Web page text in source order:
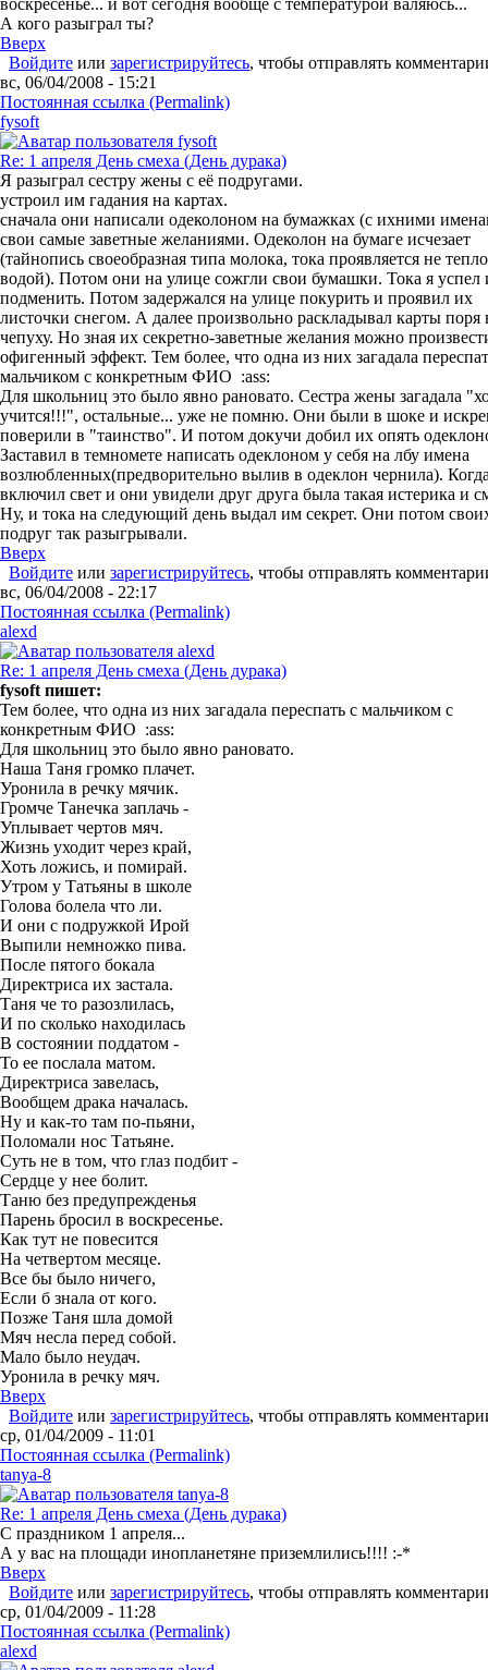
воскресенье... и вот сегодня вообще с температурой валяюсь...
А кого разыграл ты?
Вверх
Войдите или зарегистрируйтесь, чтобы отправлять
вс, 06/04/2008 - 15:21
Постоянная ссылка (Permalink)
fysoft
Re: 1 апреля День смеха (День дурака)
Я разыграл сестру жены с её подругами.
устроил им гадания на картах.
сначала они написали одеколоном на бумажках (с ихними
свои самые заветные желаниями. Одеколон на бумаге исчезает
(тайнопись своеобразная типа молока, тока проявляется не
водой). Потом они на улице сожгли свои бумашки. Тока я успел
подменить. Потом задержался на улице покурить и проявил их
листочки снегом. А далее произвольно раскладывал карты поря
чепуху. Но зная их секретно-заветные желания можно
офигенный эффект. Тем более, что одна из них загадала
мальчиком с конкретным ФИО :ass:
Для школьниц это было явно рановато. Сестра жены загадала
учится!!!", остальные... уже не помню. Они были в шоке и
поверили в "таинство". И потом докучи добил их опять
Заставил в темномете написать одеклоном у себя на лбу имена
возлюбленных(предворительно вылив в одеклон чернила).
включил свет и они увидели друг друга была такая истерика и
Ну, и тока на следующий день выдал им секрет. Они потом
подруг так разыгрывали.
Вверх
Войдите или зарегистрируйтесь, чтобы отправлять
вс, 06/04/2008 - 22:17
Постоянная ссылка (Permalink)
alexd
Re: 1 апреля День смеха (День дурака)
fysoft пишет:
Тем более, что одна из них загадала переспать с мальчиком с
конкретным ФИО :ass:
Для школьниц это было явно рановато.
Наша Таня громко плачет.
Уронила в речку мячик.
Громче Танечка заплачь -
Уплывает чертов мяч.
Жизнь уходит через край,
Хоть ложись, и помирай.
Утром у Татьяны в школе
Голова болела что ли.
И они с подружкой Ирой
Выпили немножко пива.
После пятого бокала
Директриса их застала.
Таня че то разозлилась,
И по сколько находилась
В состоянии поддатом -
То ее послала матом.
Директриса завелась,
Вообщем драка началась.
Ну и как-то там по-пьяни,
Поломали нос Татьяне.
Суть не в том, что глаз подбит -
Сердце у нее болит.
Таню без предупрежденья
Парень бросил в воскресенье.
Как тут не повесится
На четвертом месяце.
Все бы было ничего,
Если б знала от кого.
Позже Таня шла домой
Мяч несла перед собой.
Мало было неудач.
Уронила в речку мяч.
Вверх
Войдите или зарегистрируйтесь, чтобы отправлять
ср, 01/04/2009 - 11:01
Постоянная ссылка (Permalink)
tanya-8
Re: 1 апреля День смеха (День дурака)
С праздником 1 апреля...
А у вас на площади инопланетяне приземлились!!!! :-*
Вверх
Войдите или зарегистрируйтесь, чтобы отправлять
ср, 01/04/2009 - 11:28
Постоянная ссылка (Permalink)
alexd